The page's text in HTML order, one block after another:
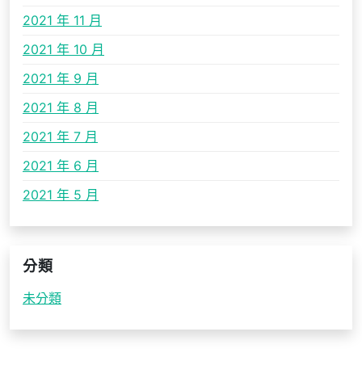
2021 年 11 月
2021 年 10 月
2021 年 9 月
2021 年 8 月
2021 年 7 月
2021 年 6 月
2021 年 5 月
分類
未分類